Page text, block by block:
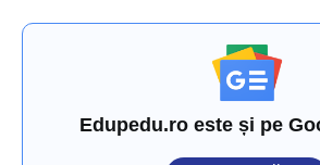
Edupedu.ro este și pe